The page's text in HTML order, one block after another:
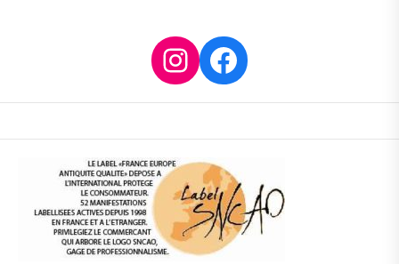
Instagram
Facebook